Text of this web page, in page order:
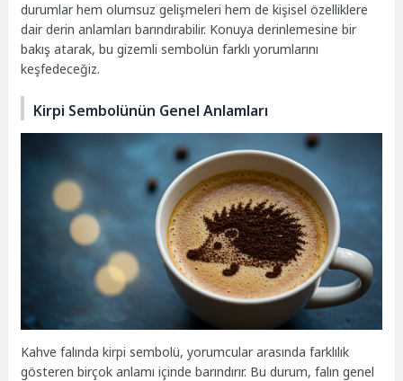
durumlar hem olumsuz gelişmeleri hem de kişisel özelliklere
dair derin anlamları barındırabilir. Konuya derinlemesine bir
bakış atarak, bu gizemli sembolün farklı yorumlarını
keşfedeceğiz.
Kirpi Sembolünün Genel Anlamları
Kahve falında kirpi sembolü, yorumcular arasında farklılık
gösteren birçok anlamı içinde barındırır. Bu durum, falın genel